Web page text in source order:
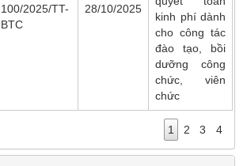
100/2025/TT-
BTC
28/10/2025
kinh phí dành
cho công tác
đào tạo, bồi
dưỡng công
chức, viên
chức
1 2 3 4